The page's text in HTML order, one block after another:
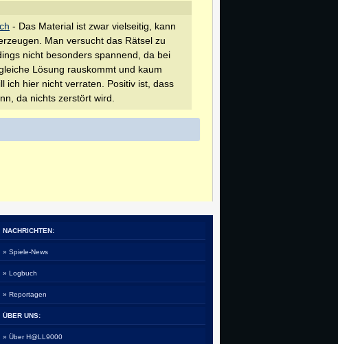
- Das Material ist zwar vielseitig, kann
Man versucht das Rätsel zu
nicht besonders spannend, da bei
Lösung rauskommt und kaum
ich hier nicht verraten. Positiv ist, dass
da nichts zerstört wird.
NACHRICHTEN:
» Spiele-News
» Logbuch
» Reportagen
ÜBER UNS:
» Über H@LL9000